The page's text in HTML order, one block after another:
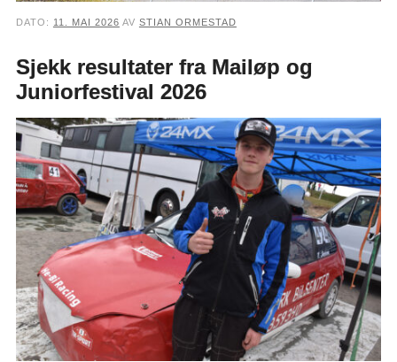
DATO: 11. MAI 2026 AV STIAN ORMESTAD
Sjekk resultater fra Mailøp og
Juniorfestival 2026